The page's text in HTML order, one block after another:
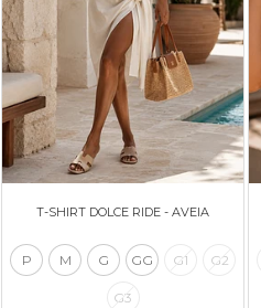
T-SHIRT DOLCE RIDE - AVEIA
P M G GG G1 G2
G3